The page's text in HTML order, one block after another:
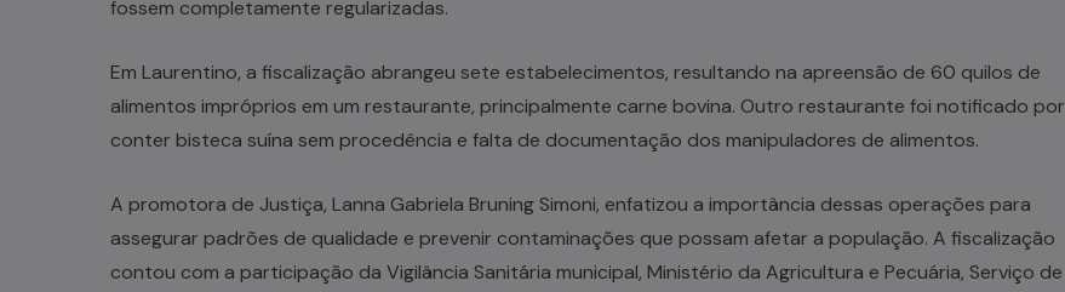
fossem completamente regularizadas.
Em Laurentino, a fiscalização abrangeu sete estabelecimentos, resultando na apreensão de 60 quilos de
alimentos impróprios em um restaurante, principalmente carne bovina. Outro restaurante foi notificado por
conter bisteca suína sem procedência e falta de documentação dos manipuladores de alimentos.
A promotora de Justiça, Lanna Gabriela Bruning Simoni, enfatizou a importância dessas operações para
assegurar padrões de qualidade e prevenir contaminações que possam afetar a população. A fiscalização
contou com a participação da Vigilância Sanitária municipal, Ministério da Agricultura e Pecuária, Serviço de